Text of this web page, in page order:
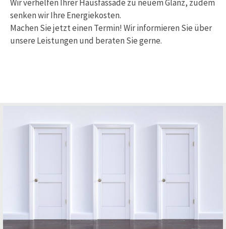
Wir verhelfen Ihrer Hausfassade zu neuem Glanz, zudem
senken wir Ihre Energiekosten.
Machen Sie jetzt einen Termin! Wir informieren Sie über
unsere Leistungen und beraten Sie gerne.